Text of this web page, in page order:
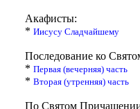
Акафисты:
* Иисусу Сладчайшему
Последование ко
* Первая (вечерняя) часть
* Вторая (утренняя) часть
По Святом